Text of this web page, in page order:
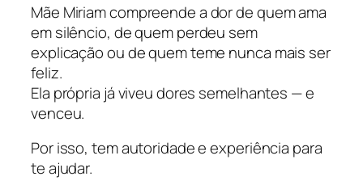
Mãe Miriam compreende a dor de quem ama
em silêncio, de quem perdeu sem
explicação ou de quem teme nunca mais ser
feliz.
Ela própria já viveu dores semelhantes — e
venceu.
Por isso, tem autoridade e experiência para
te ajudar.